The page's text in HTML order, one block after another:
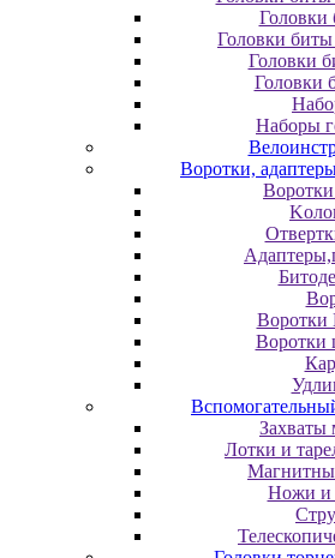
Головки
Головки
Головки
Головки
Наборы
Воротки,
Воротки
Воротки
Захваты
Лотки и
Ножи и